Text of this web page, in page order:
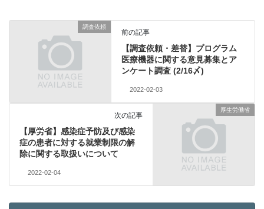
調査依頼
前の記事
【調査依頼・差替】プログラム
医療機器に関する意見募集とア
ンケート調査 (2/16〆)
2022-02-03
厚生労働省
次の記事
【厚労省】感染症予防及び感染
症の患者に対する就業制限の解
除に関する取扱いについて
2022-02-04